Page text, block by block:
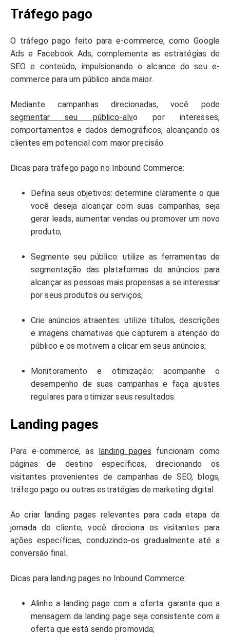
Tráfego pago
O tráfego pago feito para e-commerce, como Google
Ads e Facebook Ads, complementa as estratégias de
SEO e conteúdo, impulsionando o alcance do seu e-
commerce para um público ainda maior.
Mediante campanhas direcionadas, você pode
segmentar seu público-alvo por interesses,
comportamentos e dados demográficos, alcançando os
clientes em potencial com maior precisão.
Dicas para tráfego pago no Inbound Commerce:
Defina seus objetivos: determine claramente o que
você deseja alcançar com suas campanhas, seja
gerar leads, aumentar vendas ou promover um novo
produto;
Segmente seu público: utilize as ferramentas de
segmentação das plataformas de anúncios para
alcançar as pessoas mais propensas a se interessar
por seus produtos ou serviços;
Crie anúncios atraentes: utilize títulos, descrições
e imagens chamativas que capturem a atenção do
público e os motivem a clicar em seus anúncios;
Monitoramento e otimização: acompanhe o
desempenho de suas campanhas e faça ajustes
regulares para otimizar seus resultados.
Landing pages
Para e-commerce, as landing pages funcionam como
páginas de destino específicas, direcionando os
visitantes provenientes de campanhas de SEO, blogs,
tráfego pago ou outras estratégias de marketing digital.
Ao criar landing pages relevantes para cada etapa da
jornada do cliente, você direciona os visitantes para
ações específicas, conduzindo-os gradualmente até a
conversão final.
Dicas para landing pages no Inbound Commerce:
Alinhe a landing page com a oferta: garanta que a
mensagem da landing page seja consistente com a
oferta que está sendo promovida;